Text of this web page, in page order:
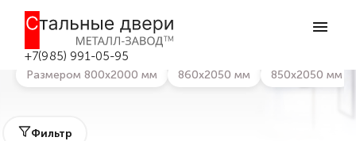
+7(985) 991-05-95
Входные двери шириной 800 мм
Размером 800х2000 мм 860х2050 мм 850х2050 мм
Фильтр